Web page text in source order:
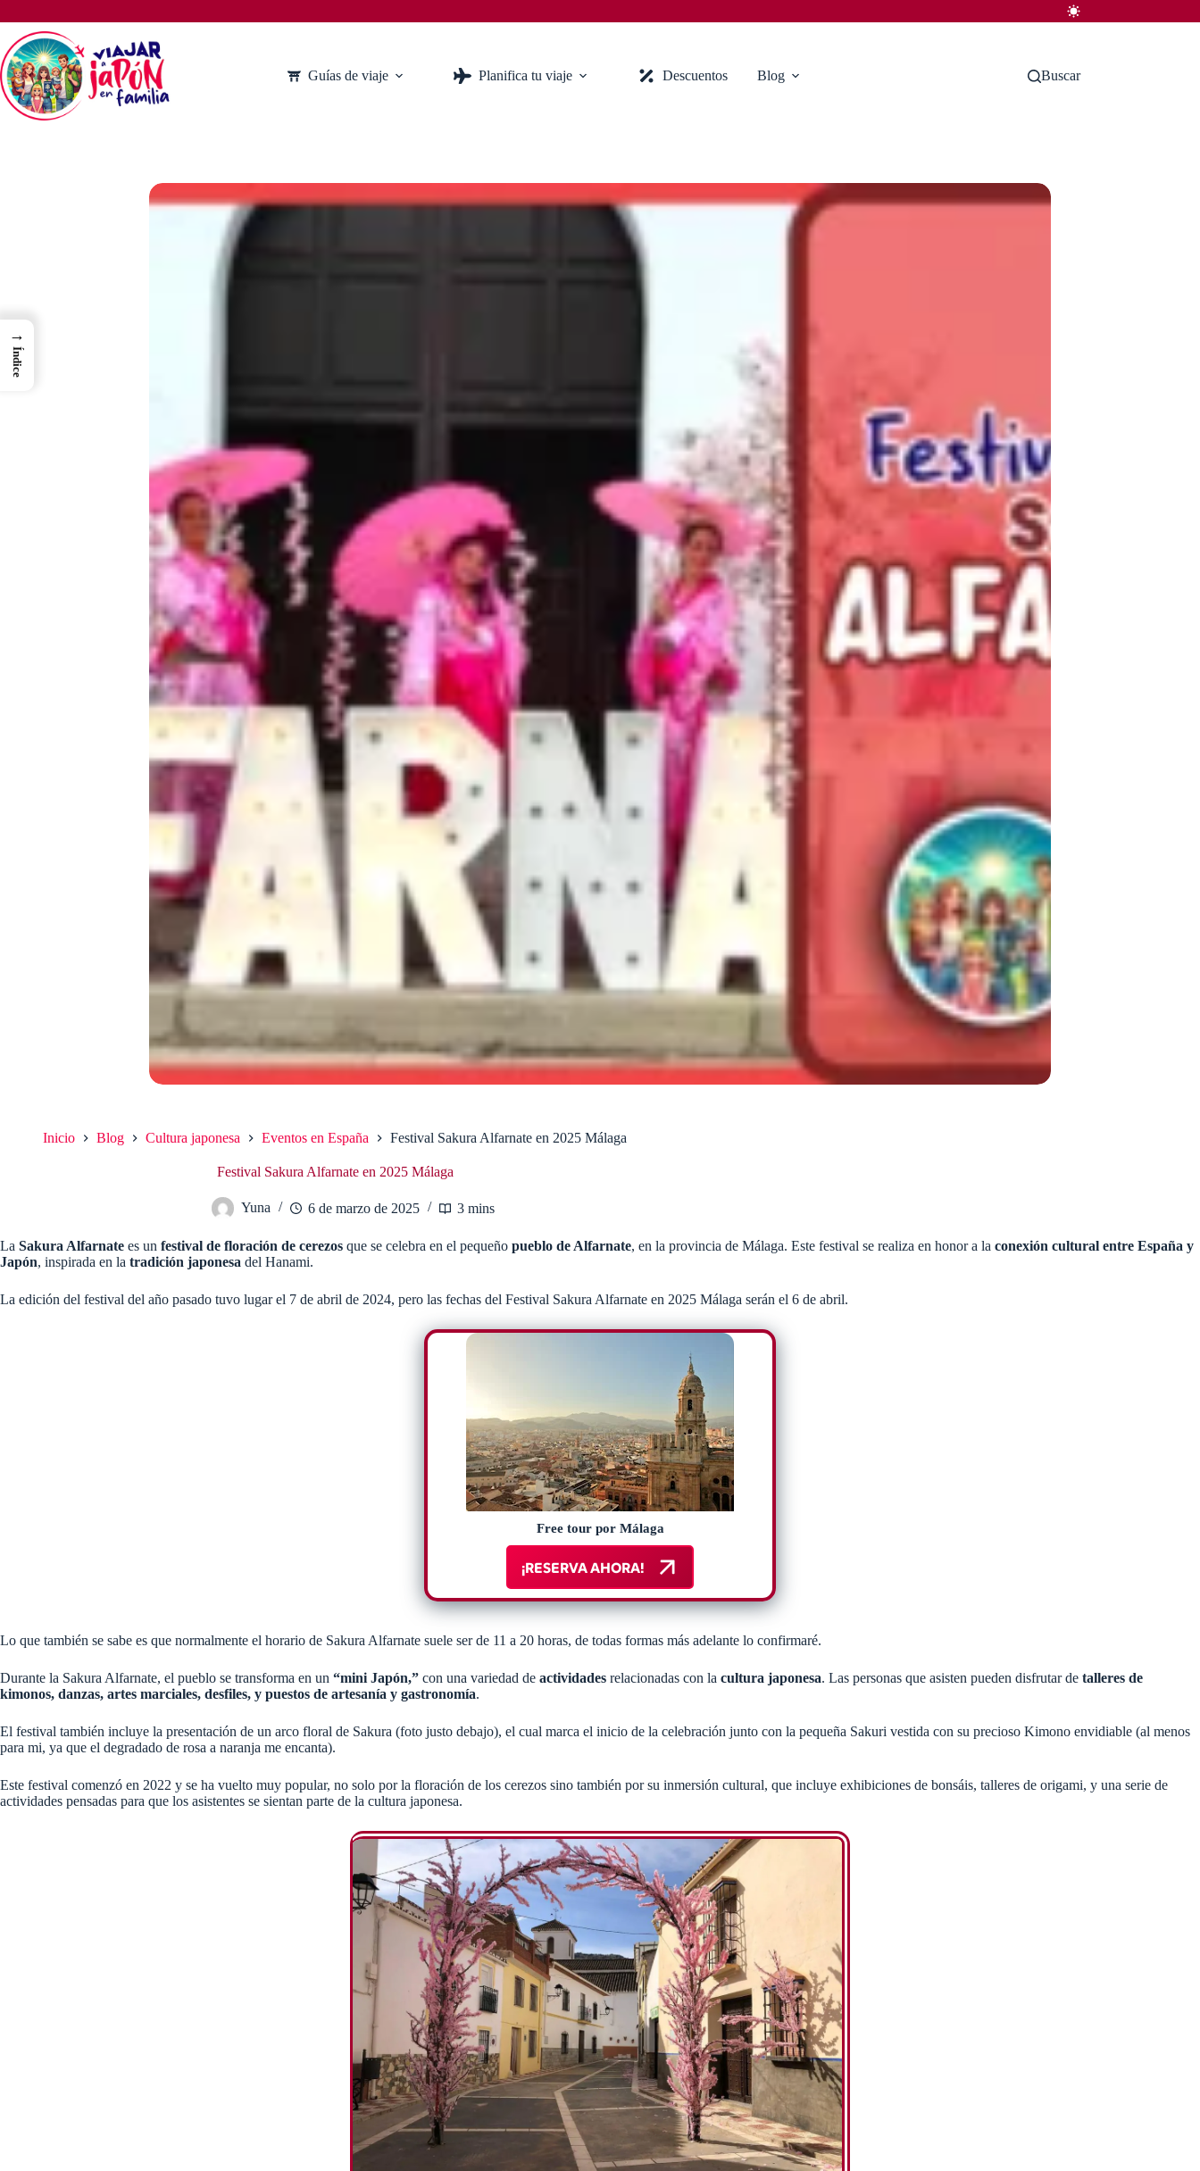
al
contenido
Guías de viaje Planifica tu viaje Descuentos Blog Buscar
Inicio Blog Cultura japonesa Eventos en España Festival Sakura Alfarnate en 2025 Málaga
Festival Sakura Alfarnate en 2025 Málaga
Yuna 6 de marzo de 2025 3 mins
La Sakura Alfarnate es un festival de floración de cerezos que se celebra en el pequeño pueblo de Alfarnate, en la provincia de Málaga. Este festival se realiza en honor a la conexión cultural entre España y
Japón, inspirada en la tradición japonesa del Hanami.
La edición del festival del año pasado tuvo lugar el 7 de abril de 2024​, pero las fechas del Festival Sakura Alfarnate en 2025 Málaga serán el 6 de abril.
Free tour por Málaga
¡RESERVA AHORA!
Lo que también se sabe es que normalmente el horario de Sakura Alfarnate suele ser de 11 a 20 horas, de todas formas más adelante lo confirmaré.
Durante la Sakura Alfarnate, el pueblo se transforma en un “mini Japón,” con una variedad de actividades relacionadas con la cultura japonesa. Las personas que asisten pueden disfrutar de talleres de
kimonos, danzas, artes marciales, desfiles, y puestos de artesanía y gastronomía​.
El festival también incluye la presentación de un arco floral de Sakura (foto justo debajo), el cual marca el inicio de la celebración​ junto con la pequeña Sakuri vestida con su precioso Kimono envidiable (al menos
para mi, ya que el degradado de rosa a naranja me encanta).
Este festival comenzó en 2022 y se ha vuelto muy popular, no solo por la floración de los cerezos sino también por su inmersión cultural, que incluye exhibiciones de bonsáis, talleres de origami, y una serie de
actividades pensadas para que los asistentes se sientan parte de la cultura japonesa​.
→
Índice